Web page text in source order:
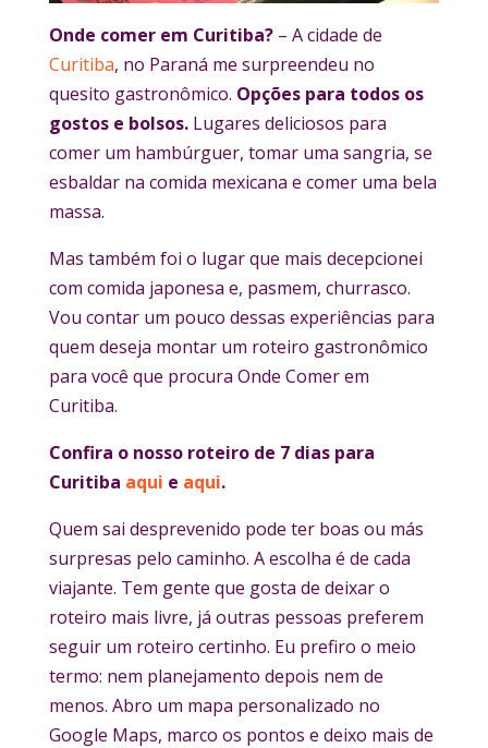
Onde comer em Curitiba?– A cidade de
Curitiba, no Paraná me surpreendeu no
quesito gastronômico. Opções para todos os
gostos e bolsos.Lugares deliciosos para
comer um hambúrguer, tomar uma sangria, se
esbaldar na comida mexicana e comer uma bela
massa.
Mas também foi o lugar que mais decepcionei
com comida japonesa e, pasmem, churrasco.
Vou contar um pouco dessas experiências para
quem deseja montar um roteiro gastronômico
para você que procura Onde Comer em
Curitiba.
Confira o nosso roteiro de 7 dias para
Curitiba aqui e aqui.
Quem sai desprevenido pode ter boas ou más
surpresas pelo caminho. A escolha é de cada
viajante. Tem gente que gosta de deixar o
roteiro mais livre, já outras pessoas preferem
seguir um roteiro certinho. Eu prefiro o meio
termo: nem planejamento depois nem de
menos. Abro um mapa personalizado no
Google Maps, marco os pontos e deixo mais de